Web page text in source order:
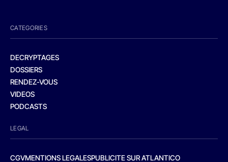
CATEGORIES
DECRYPTAGES
DOSSIERS
RENDEZ-VOUS
VIDEOS
PODCASTS
LEGAL
CGVMENTIONS LEGALESPUBLICITE SUR ATLANTICO